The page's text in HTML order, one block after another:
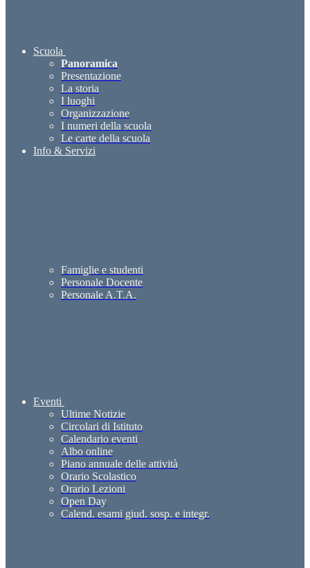
Scuola
Panoramica
Presentazione
La storia
I luoghi
Organizzazione
I numeri della scuola
Le carte della scuola
Info & Servizi
Famiglie e studenti
Personale Docente
Personale A.T.A.
Eventi
Ultime Notizie
Circolari di Istituto
Calendario eventi
Albo online
Piano annuale delle attività
Orario Scolastico
Orario Lezioni
Open Day
Calend. esami giud. sosp. e integr.